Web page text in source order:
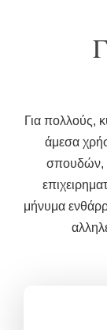
Για πολλούς,
άμεσα
σπουδών,
μήνυμα